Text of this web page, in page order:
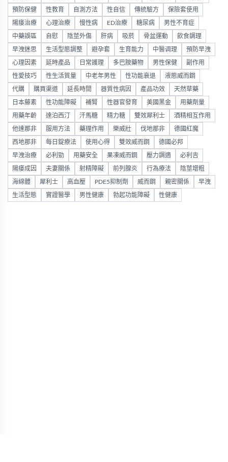
預防保健 性教育 自測方法 性自信 傳統驗方 保險套使用
陽痿治療 心理治療 慢性病 ED治療 糖尿病 男性不育症
中藥誤區 自慰 陰莖外傷 肝病 吸菸 骨盆運動 飲食調理
早洩迷思 生活型態調整 避孕套 生育能力 中醫调理 預防早洩
心理因素 延時產品 日常護理 多巴胺藥物 男性保健 副作用
性愛技巧 性生活質量 中老年男性 性功能衰退 液態威而鋼
代購 購買渠道 延長時間 器質性病因 產品功效 天然草藥
日本藤素 性功能障礙 補腎 性器官發育 美國黑金 用藥劑量
用藥年齡 達泊西汀 汗馬糖 精力糖 雙效犀利士 酒精相互作用
他達那非 服用方法 藥理作用 樂威壯 伐地那非 德國紅魔
西地那非 每日錠療法 使用心得 雙效威而鋼 德國必邦
早洩治療 必利勁 用藥安全 果凍威而鋼 壓力調適 必利吉
陽痿成因 夫妻關係 射精障礙 前列腺炎 行為療法 陰莖增粗
海綿體 犀利士 高血壓 PDE5抑制劑 威而鋼 親密關係 早洩
生活型態 實證醫學 男性健康 勃起功能障礙 性健康